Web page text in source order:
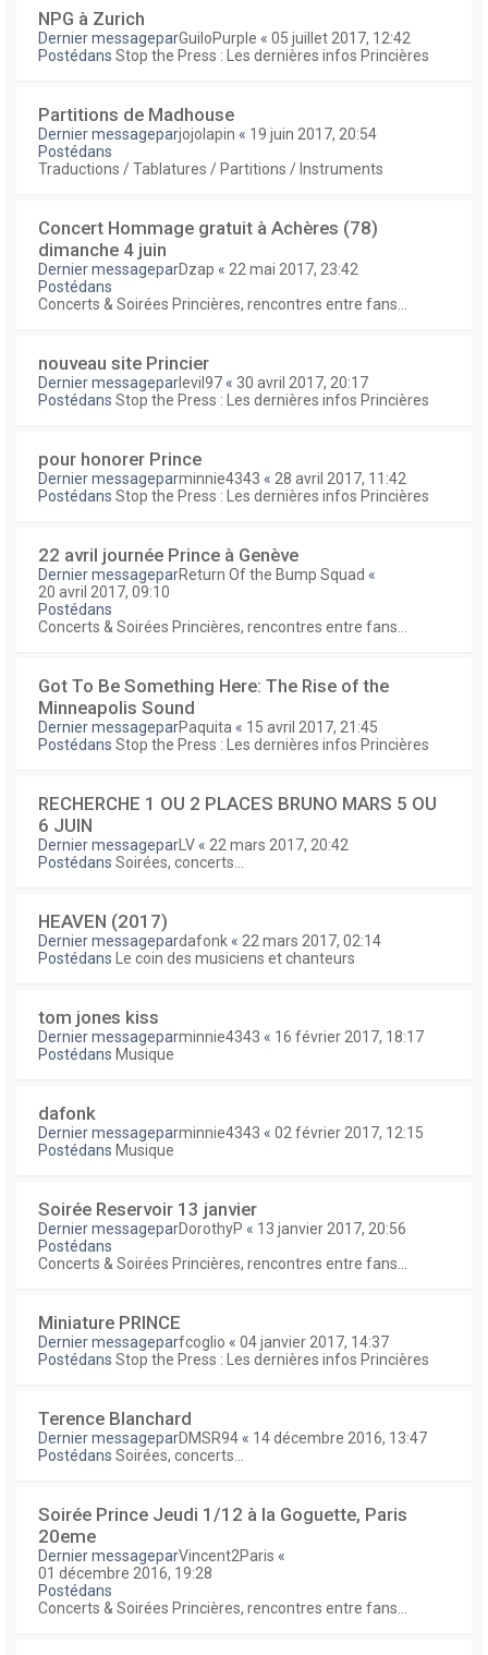
NPG à Zurich
Dernier messageparGuiloPurple « 05 juillet 2017, 12:42
Postédans Stop the Press : Les dernières infos Princières
Partitions de Madhouse
Dernier messageparjojolapin « 19 juin 2017, 20:54
Postédans
Traductions / Tablatures / Partitions / Instruments
Concert Hommage gratuit à Achères (78)
dimanche 4 juin
Dernier messageparDzap « 22 mai 2017, 23:42
Postédans
Concerts & Soirées Princières, rencontres entre fans...
nouveau site Princier
Dernier messageparlevil97 « 30 avril 2017, 20:17
Postédans Stop the Press : Les dernières infos Princières
pour honorer Prince
Dernier messageparminnie4343 « 28 avril 2017, 11:42
Postédans Stop the Press : Les dernières infos Princières
22 avril journée Prince à Genève
Dernier messageparReturn Of the Bump Squad «
20 avril 2017, 09:10
Postédans
Concerts & Soirées Princières, rencontres entre fans...
Got To Be Something Here: The Rise of the
Minneapolis Sound
Dernier messageparPaquita « 15 avril 2017, 21:45
Postédans Stop the Press : Les dernières infos Princières
RECHERCHE 1 OU 2 PLACES BRUNO MARS 5 OU
6 JUIN
Dernier messagepar LV « 22 mars 2017, 20:42
Postédans Soirées, concerts...
HEAVEN (2017)
Dernier messagepardafonk « 22 mars 2017, 02:14
Postédans
Le coin des musiciens et chanteurs
tom jones kiss
Dernier messageparminnie4343 « 16 février 2017, 18:17
Postédans Musique
dafonk
Dernier messageparminnie4343 « 02 février 2017, 12:15
Postédans Musique
Soirée Reservoir 13 janvier
Dernier messageparDorothyP « 13 janvier 2017, 20:56
Postédans
Concerts & Soirées Princières, rencontres entre fans...
Miniature PRINCE
Dernier messageparfcoglio « 04 janvier 2017, 14:37
Postédans Stop the Press : Les dernières infos Princières
Terence Blanchard
Dernier messageparDMSR94 « 14 décembre 2016, 13:47
Postédans Soirées, concerts...
Soirée Prince Jeudi 1/12 à la Goguette, Paris
20eme
Dernier messageparVincent2Paris «
01 décembre 2016, 19:28
Postédans
Concerts & Soirées Princières, rencontres entre fans...